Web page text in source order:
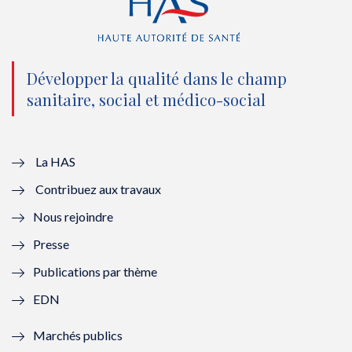
n
o
u
l
l
f
n
k
(
n
o
e
e
(
n
o
u
(
n
o
Développer la qualité dans le champ
sanitaire, social et médico-social
La HAS
Contribuez aux travaux
Nous rejoindre
Presse
Publications par thème
EDN
Marchés publics